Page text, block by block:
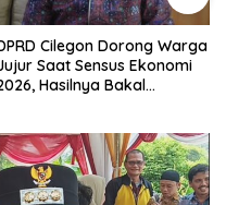
Cilegon Dorong Warga
Saat Sensus Ekonomi
Hasilnya Bakal